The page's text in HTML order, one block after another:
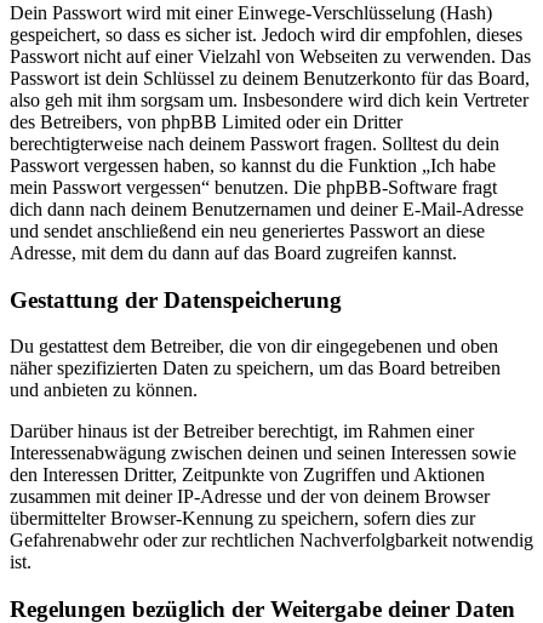
Dein Passwort wird mit einer Einwege-Verschlüsselung (Hash)
gespeichert, so dass es sicher ist. Jedoch wird dir empfohlen, dieses
Passwort nicht auf einer Vielzahl von Webseiten zu verwenden. Das
Passwort ist dein Schlüssel zu deinem Benutzerkonto für das Board,
also geh mit ihm sorgsam um. Insbesondere wird dich kein Vertreter
des Betreibers, von phpBB Limited oder ein Dritter
berechtigterweise nach deinem Passwort fragen. Solltest du dein
Passwort vergessen haben, so kannst du die Funktion „Ich habe
mein Passwort vergessen“ benutzen. Die phpBB-Software fragt
dich dann nach deinem Benutzernamen und deiner E-Mail-Adresse
und sendet anschließend ein neu generiertes Passwort an diese
Adresse, mit dem du dann auf das Board zugreifen kannst.
Gestattung der Datenspeicherung
Du gestattest dem Betreiber, die von dir eingegebenen und oben
näher spezifizierten Daten zu speichern, um das Board betreiben
und anbieten zu können.
Darüber hinaus ist der Betreiber berechtigt, im Rahmen einer
Interessenabwägung zwischen deinen und seinen Interessen sowie
den Interessen Dritter, Zeitpunkte von Zugriffen und Aktionen
zusammen mit deiner IP-Adresse und der von deinem Browser
übermittelter Browser-Kennung zu speichern, sofern dies zur
Gefahrenabwehr oder zur rechtlichen Nachverfolgbarkeit notwendig
ist.
Regelungen bezüglich der Weitergabe deiner Daten